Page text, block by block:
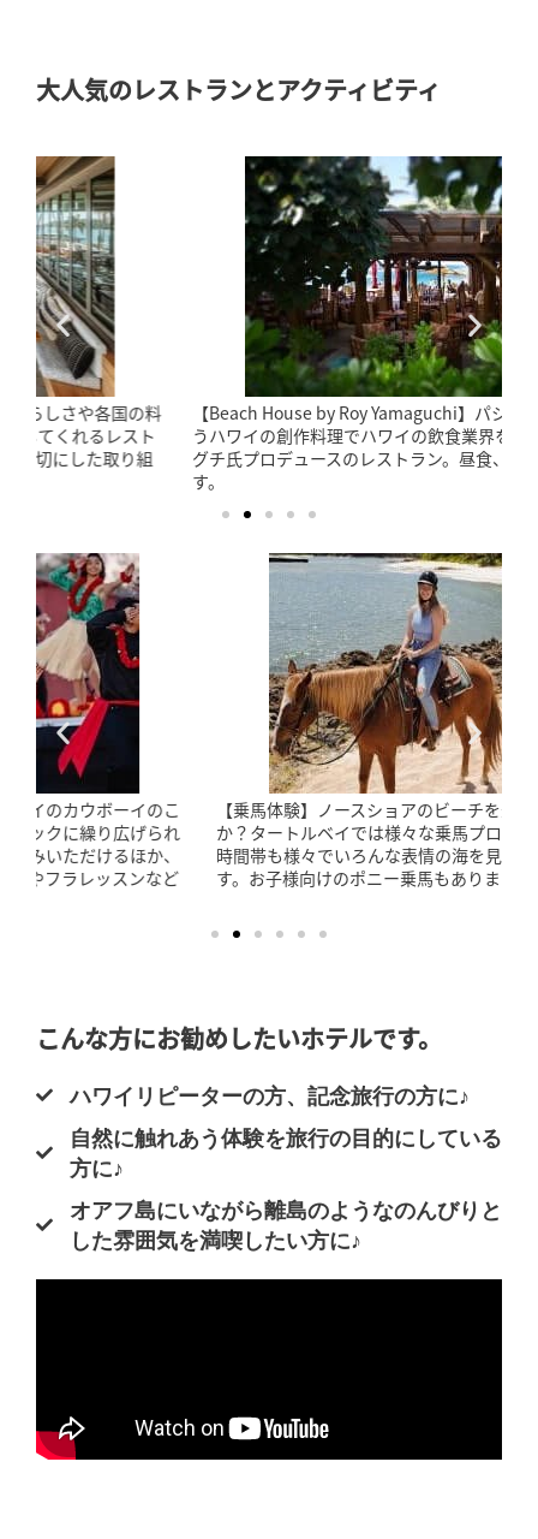
大人気のレストランとアクティビティ
【Beach House by Roy Yamaguchi】パシフィックリムとい
うハワイの創作料理でハワイの飲食業界を代表するロイヤマ
グチ氏プロデュースのレストラン。昼食、夕食をいただけま
【乗馬体験】ノースショアのビーチを乗馬で歩いてみません
か？タートルベイでは様々な乗馬プログラムがあり、設定の
時間帯も様々でいろんな表情の海を見ながら乗馬ができま
す。お子様向けのポニー乗馬もありますよ。
こんな方にお勧めしたいホテルです。
ハワイリピーターの方、記念旅行の方に♪
自然に触れあう体験を旅行の目的にしている
方に♪
オアフ島にいながら離島のようなのんびりと
した雰囲気を満喫したい方に♪